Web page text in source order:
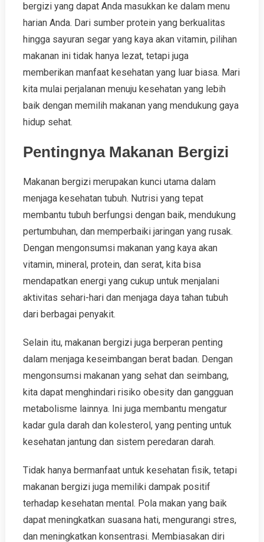
bergizi yang dapat Anda masukkan ke dalam menu
harian Anda. Dari sumber protein yang berkualitas
hingga sayuran segar yang kaya akan vitamin, pilihan
makanan ini tidak hanya lezat, tetapi juga
memberikan manfaat kesehatan yang luar biasa. Mari
kita mulai perjalanan menuju kesehatan yang lebih
baik dengan memilih makanan yang mendukung gaya
hidup sehat.
Pentingnya Makanan Bergizi
Makanan bergizi merupakan kunci utama dalam
menjaga kesehatan tubuh. Nutrisi yang tepat
membantu tubuh berfungsi dengan baik, mendukung
pertumbuhan, dan memperbaiki jaringan yang rusak.
Dengan mengonsumsi makanan yang kaya akan
vitamin, mineral, protein, dan serat, kita bisa
mendapatkan energi yang cukup untuk menjalani
aktivitas sehari-hari dan menjaga daya tahan tubuh
dari berbagai penyakit.
Selain itu, makanan bergizi juga berperan penting
dalam menjaga keseimbangan berat badan. Dengan
mengonsumsi makanan yang sehat dan seimbang,
kita dapat menghindari risiko obesity dan gangguan
metabolisme lainnya. Ini juga membantu mengatur
kadar gula darah dan kolesterol, yang penting untuk
kesehatan jantung dan sistem peredaran darah.
Tidak hanya bermanfaat untuk kesehatan fisik, tetapi
makanan bergizi juga memiliki dampak positif
terhadap kesehatan mental. Pola makan yang baik
dapat meningkatkan suasana hati, mengurangi stres,
dan meningkatkan konsentrasi. Membiasakan diri